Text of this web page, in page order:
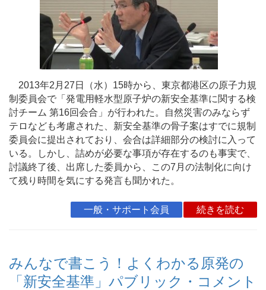
2013年2月27日（水）15時から、東京都港区の原子力規
制委員会で「発電用軽水型原子炉の新安全基準に関する検
討チーム 第16回会合」が行われた。自然災害のみならず
テロなども考慮された、新安全基準の骨子案はすでに規制
委員会に提出されており、会合は詳細部分の検討に入って
いる。しかし、詰めが必要な事項が存在するのも事実で、
討議終了後、出席した委員から、この7月の法制化に向け
て残り時間を気にする発言も聞かれた。
一般・サポート会員 続きを読む
みんなで書こう！よくわかる原発の
「新安全基準」パブリック・コメント